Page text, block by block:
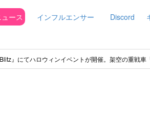
ース インフルエンサー Discord
Blitz』にてハロウィンイベントが開催。架空の重戦